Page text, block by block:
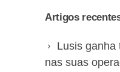
Artigos
Lusis ganha
nas suas